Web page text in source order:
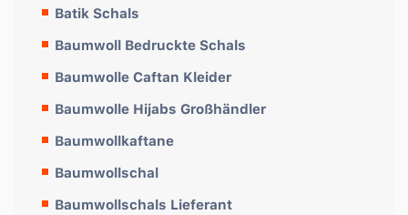
Batik Schals
Baumwoll Bedruckte Schals
Baumwolle Caftan Kleider
Baumwolle Hijabs Großhändler
Baumwollkaftane
Baumwollschal
Baumwollschals Lieferant